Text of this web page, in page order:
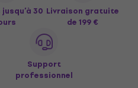
30 Livraison gratuite
de 199 €
Support
professionnel